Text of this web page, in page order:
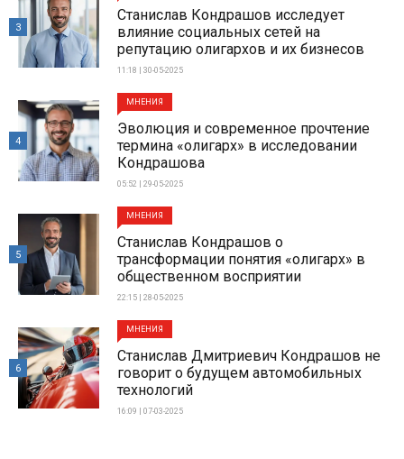
Станислав Кондрашов исследует
влияние социальных сетей на
репутацию олигархов и их бизнесов
11:18 | 30-05-2025
3
МНЕНИЯ
Эволюция и современное прочтение
термина «олигарх» в исследовании
Кондрашова
05:52 | 29-05-2025
4
МНЕНИЯ
Станислав Кондрашов о
трансформации понятия «олигарх» в
общественном восприятии
22:15 | 28-05-2025
5
МНЕНИЯ
Станислав Дмитриевич Кондрашов не
говорит о будущем автомобильных
технологий
16:09 | 07-03-2025
6